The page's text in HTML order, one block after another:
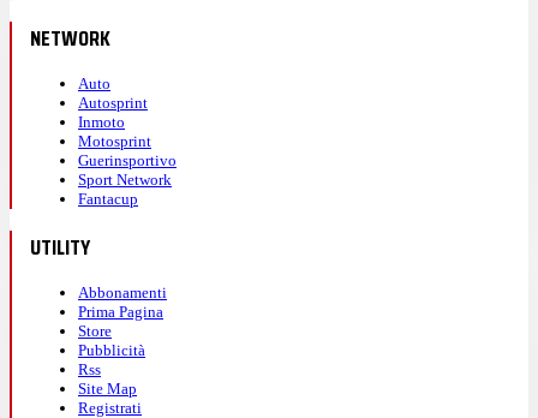
NETWORK
Auto
Autosprint
Inmoto
Motosprint
Guerinsportivo
Sport Network
Fantacup
UTILITY
Abbonamenti
Prima Pagina
Store
Pubblicità
Rss
Site Map
Registrati